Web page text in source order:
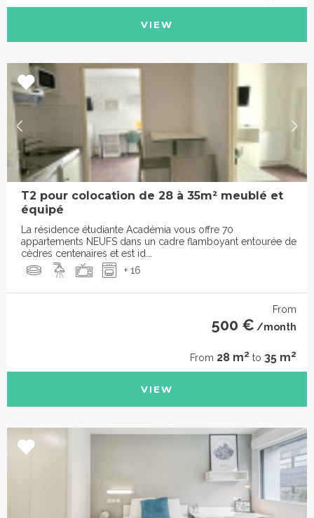
VIEW
T2 pour colocation de 28 à 35m² meublé et
équipé
La résidence étudiante Académia vous offre 70
appartements NEUFS dans un cadre flamboyant entourée de
cèdres centenaires et est id...
+ 16
From
500 € /month
From 28 m2 to 35 m2
VIEW